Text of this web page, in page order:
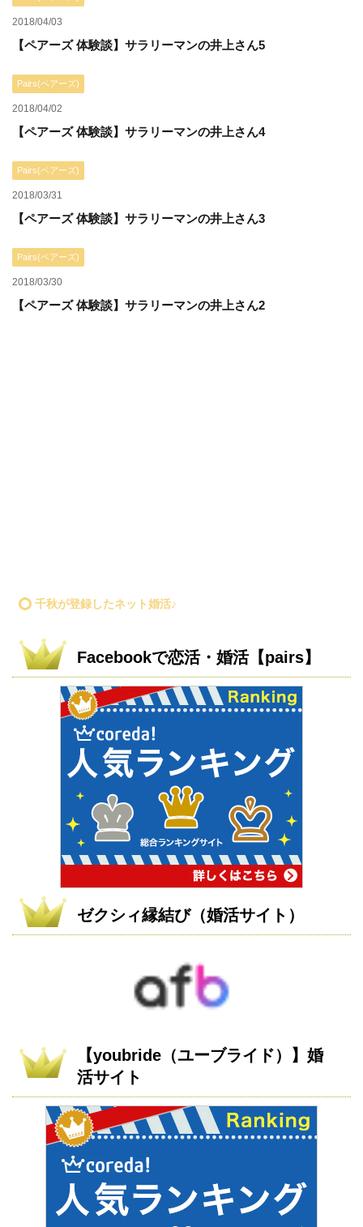
2018/04/03
【ペアーズ 体験談】サラリーマンの井上さん5
Pairs(ペアーズ)
2018/04/02
【ペアーズ 体験談】サラリーマンの井上さん4
Pairs(ペアーズ)
2018/03/31
【ペアーズ 体験談】サラリーマンの井上さん3
Pairs(ペアーズ)
2018/03/30
【ペアーズ 体験談】サラリーマンの井上さん2
千秋が登録したネット婚活♪
Facebookで恋活・婚活【pairs】
ゼクシィ縁結び（婚活サイト）
【youbride（ユーブライド）】婚
活サイト